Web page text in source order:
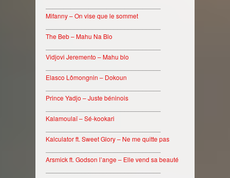
Mifanny – On vise que le sommet
The Beb – Mahu Na Blo
Vidjovi Jeremento – Mahu blo
Elasco Lômongnin – Dokoun
Prince Yadjo – Juste béninois
Kalamoulaï – Sé-kookari
Kalculator ft. Sweet Glory – Ne me quitte pas
Arsmick ft. Godson l’ange – Elle vend sa beauté